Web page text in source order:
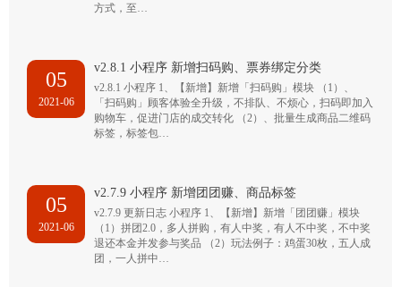
方式，至…
05
2021-06
v2.8.1 小程序 新增扫码购、票券绑定分类
v2.8.1 小程序 1、【新增】新增「扫码购」模块 （1）、
「扫码购」顾客体验全升级，不排队、不烦心，扫码即加入
购物车，促进门店的成交转化 （2）、批量生成商品二维码
标签，标签包…
05
2021-06
v2.7.9 小程序 新增团团赚、商品标签
v2.7.9 更新日志 小程序 1、【新增】新增「团团赚」模块
（1）拼团2.0，多人拼购，有人中奖，有人不中奖，不中奖
退还本金并发参与奖品 （2）玩法例子：鸡蛋30枚，五人成
团，一人拼中…